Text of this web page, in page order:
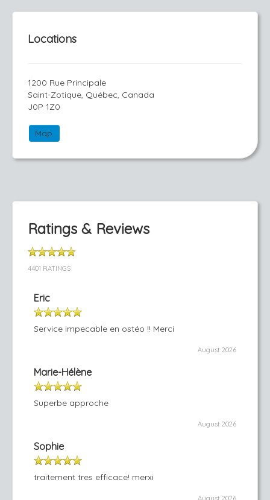
Locations
1200 Rue Principale
Saint-Zotique, Québec, Canada
J0P 1Z0
Map
Ratings & Reviews
4401 RATINGS
Eric
Service impecable en ostéo !! Merci
August 2026
Marie-Hélène
Superbe approche
August 2026
Sophie
traitement tres efficace! merxi
August 2026